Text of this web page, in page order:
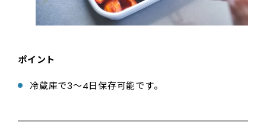
ポイント
冷蔵庫で3〜4日保存可能です。